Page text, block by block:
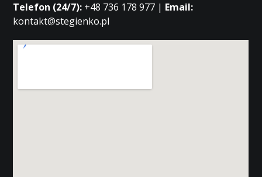
Telefon (24/7): +48 736 178 977 | Email:
kontakt@stegienko.pl